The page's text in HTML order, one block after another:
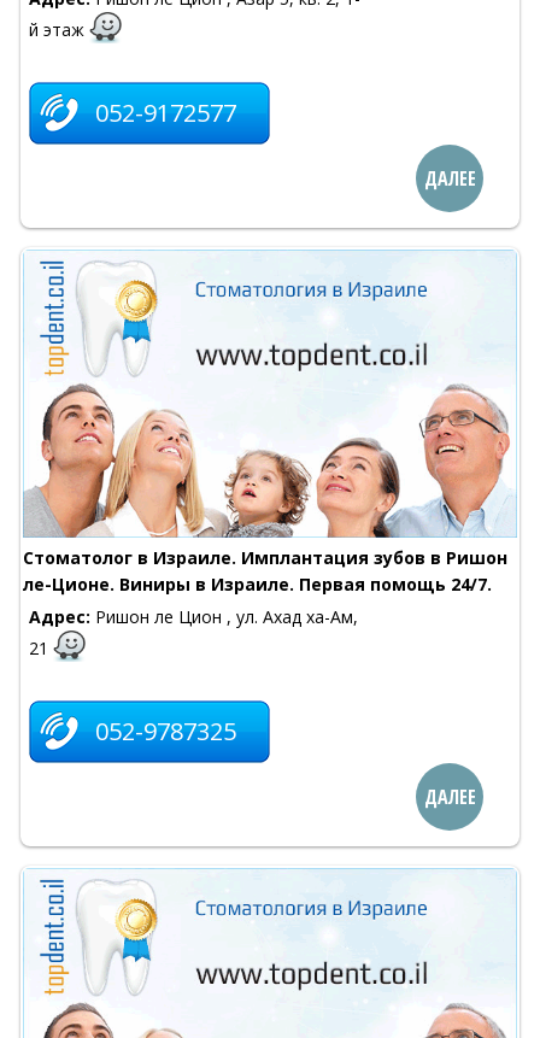
й этаж
052-9172577
ДАЛЕЕ
Стоматолог в Израиле. Имплантация зубов в Ришон
ле-Ционе. Виниры в Израиле. Первая помощь 24/7.
Адрес: Ришон ле Цион , ул. Ахад ха-Ам,
21
052-9787325
ДАЛЕЕ